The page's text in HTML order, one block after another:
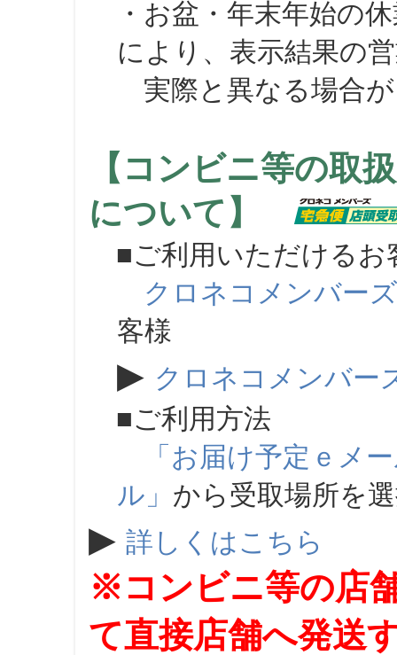
・お盆・年末年始の
により、表示結果の
実際と異なる場合が
【コンビニ等の取
について】
■ご利用いただけるお
クロネコメンバーズ
客様
▶ クロネコメンバー
■ご利用方法
「お届け予定ｅメ
ル」 から受取場所を
▶ 詳しくはこちら
※コンビニ等の店
て直接店舗へ発送